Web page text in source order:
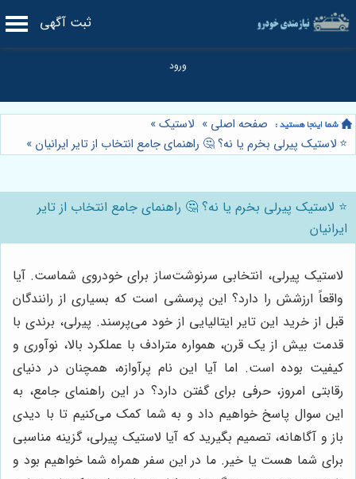
ثبت آگهی
صفحه اصلی » لاستیک»
⭐️ لاستیک پیرلی بخرم یا نه؟ 🤔 راهنمای جامع انتخاب از تایر ایرانیان »
⭐️ لاستیک پیرلی بخرم یا نه؟ 🤔 راهنمای جامع انتخاب از تایر
ایرانیان
لاستیک پیرلی، انتخابی سرنوشت‌ساز برای خودروی شماست. آیا
واقعاً ارزشش را دارد؟ این پرسشی است که بسیاری از رانندگان
قبل از خرید این تایر ایتالیایی از خود می‌پرسند. پیرلی، برندی با
قدمت بیش از یک قرن، همواره مترادف با عملکرد بالا، نوآوری و
کیفیت بوده است. اما آیا این نام پرآوازه، همچنان در دنیای
رقابتی امروز، حرفی برای گفتن دارد؟ در این راهنمای جامع، به
این سوال پاسخ خواهیم داد و به شما کمک می‌کنیم تا با دیدی
باز و آگاهانه، تصمیم بگیرید که آیا لاستیک پیرلی، گزینه مناسبی
برای شما هست یا خیر. ما در این سفر همراه شما خواهیم بود و